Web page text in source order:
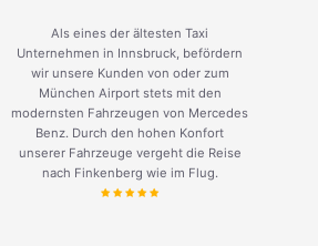
Als eines der ältesten Taxi
Unternehmen in Innsbruck, befördern
wir unsere Kunden von oder zum
München Airport stets mit den
modernsten Fahrzeugen von Mercedes
Benz. Durch den hohen Konfort
unserer Fahrzeuge vergeht die Reise
nach Finkenberg wie im Flug.